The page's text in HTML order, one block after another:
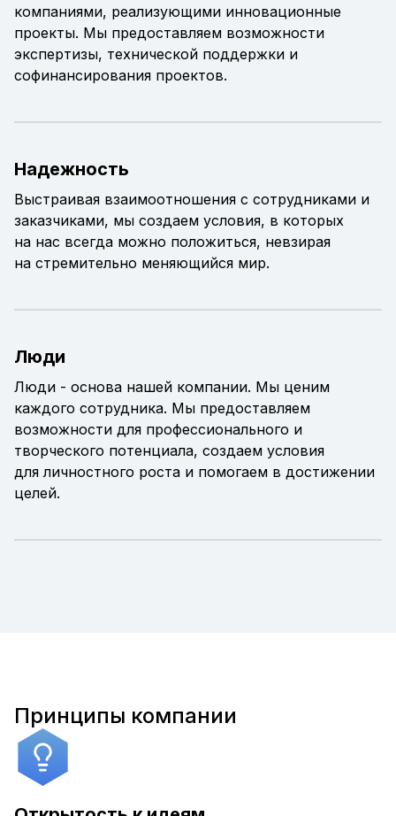
компаниями, реализующими инновационные
проекты. Мы предоставляем возможности
экспертизы, технической поддержки и
софинансирования проектов.
Надежность
Выстраивая взаимоотношения с сотрудниками и
заказчиками, мы создаем условия, в которых
на нас всегда можно положиться, невзирая
на стремительно меняющийся мир.
Люди
Люди - основа нашей компании. Мы ценим
каждого сотрудника. Мы предоставляем
возможности для профессионального и
творческого потенциала, создаем условия
для личностного роста и помогаем в достижении
целей.
Принципы компании